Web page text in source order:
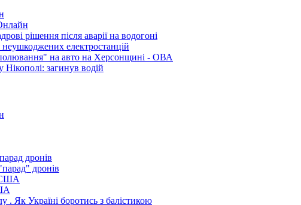
рішення після аварії на водогоні
електростанцій
на авто на Херсонщині - ОВА
Нікополі: загинув водій
дронів